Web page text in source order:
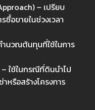
– เปรียบ
ซื้อขายในช่วงเวลา
ำนวณต้นทุนที่ใช้ในการ
ใช้ในกรณีที่ดินนำไป
รือสร้างโครงการ